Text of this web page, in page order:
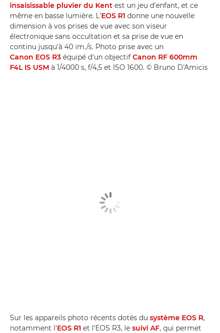
insaisissable pluvier du Kent est un jeu d'enfant, et ce
même en basse lumière. L'EOS R1 donne une nouvelle
dimension à vos prises de vue avec son viseur
électronique sans occultation et sa prise de vue en
continu jusqu'à 40 im./s. Photo prise avec un
Canon EOS R3 équipé d'un objectif Canon RF 600mm
F4L IS USM à 1/4000 s, f/4,5 et ISO 1600. © Bruno D'Amicis
Sur les appareils photo récents dotés du système EOS R,
notamment l'EOS R1 et l'EOS R3, le suivi AF, qui permet